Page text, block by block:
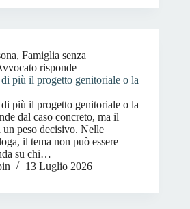
, Famiglia senza
risponde
più il progetto genitoriale o la
più il progetto genitoriale o la
dal caso concreto, ma il
peso decisivo. Nelle
il tema non può essere
su chi…
13 Luglio 2026